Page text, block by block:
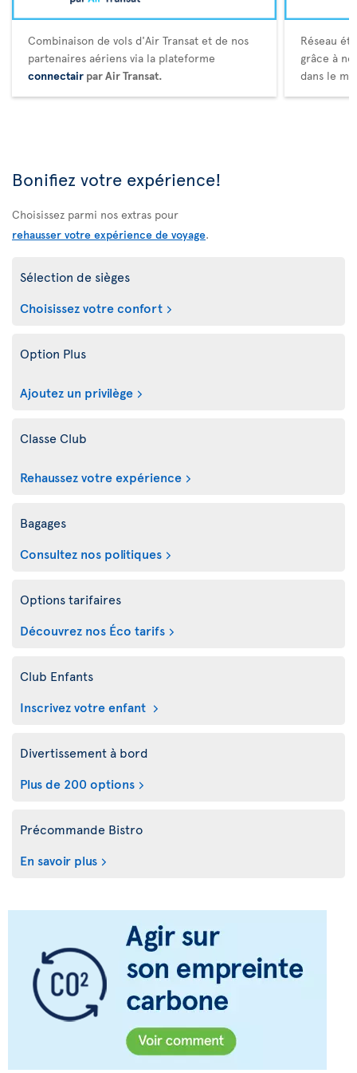
Combinaison de vols d'Air Transat et de nos
partenaires aériens via la plateforme
connectair par Air Transat.
Réseau
grâce à
dans le
Bonifiez votre expérience!
Choisissez parmi nos extras pour
rehausser votre expérience de voyage.
Sélection de sièges
Choisissez votre confort
Option Plus
Ajoutez un privilège
Classe Club
Rehaussez votre expérience
Bagages
Consultez nos politiques
Options tarifaires
Découvrez nos Éco tarifs
Club Enfants
Inscrivez votre enfant
Divertissement à bord
Plus de 200 options
Précommande Bistro
En savoir plus